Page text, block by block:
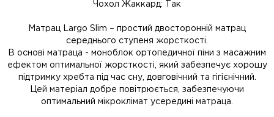
Чохол Жаккард: Так
Матрац Largo Slim – простий двосторонній матрац
середнього ступеня жорсткості.
В основі матраца - моноблок ортопедичної піни з масажним
ефектом оптимальної жорсткості, який забезпечує хорошу
підтримку хребта під час сну, довговічний та гігієнічний.
Цей матеріал добре повітрюється, забезпечуючи
оптимальний мікроклімат усередині матраца.